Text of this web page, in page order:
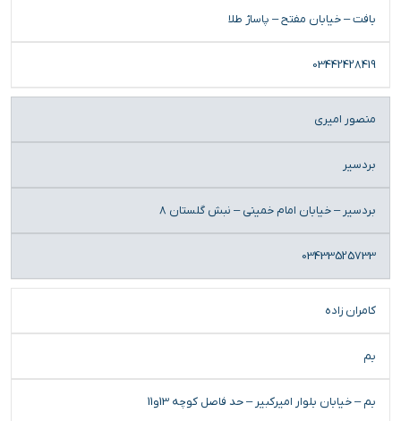
بافت – خیابان مفتح – پاساژ طلا
03442428419
منصور امیری
بردسیر
بردسیر – خیابان امام خمینی – نبش گلستان 8
03433525733
کامران زاده
بم
بم – خیابان بلوار امیرکبیر – حد فاصل کوچه 13و11